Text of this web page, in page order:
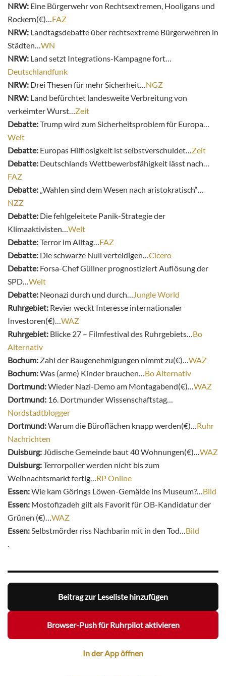
NRW: Eine Bürgerwehr von Rechtsextremen, Hooligans und
Rockern(€)… FAZ
NRW: Landtagsdebatte über rechtsextreme Bürgerwehren in
Städten… WN
NRW: Land setzt Integrations-Kampagne fort…
Deutschlandfunk
NRW: Drei Thesen für mehr Sicherheit… NGZ
NRW: Land befürchtet landesweite Verbreitung von
verkeimter Wurst… Zeit
Debatte:Trump wird zum Sicherheitsproblem für Europa…
Welt
Debatte: Europas Hilflosigkeit ist selbstverschuldet… Zeit
Debatte: Deutschlands Wettbewerbsfähigkeit lässt nach…
FAZ
Debatte: „Wahlen sind dem Wesen nach aristokratisch“…
NZZ
Debatte: Die fehlgeleitete Panik-Strategie der
Klimaaktivisten… Welt
Debatte:Terror im Alltag… FAZ
Debatte: Die schwarze Null verteidigen… Cicero
Debatte: Forsa-Chef Güllner prognostiziert Auflösung der
SPD… Welt
Debatte: Neonazi durch und durch…
Jungle World
Ruhrgebiet: Revier weckt Interesse internationaler
Investoren(€)… WAZ
Ruhrgebiet: Blicke 27 – Filmfestival des Ruhrgebiets… Bo
Alternativ
Bochum: Zahl der Baugenehmigungen nimmt zu(€)… WAZ
Bochum:Was (arme) Kinder brauchen… Bo Alternativ
Dortmund:Wieder Nazi-Demo am Montagabend(€)… WAZ
Dortmund: 16. Dortmunder Wissenschaftstag…
Nordstadtblogger
Dortmund:Warum die Büroflächen knapp werden(€)… Ruhr
Nachrichten
Duisburg: Jüdische Gemeinde baut 40 Wohnungen(€)… WAZ
Duisburg:Terrorpoller werden nicht bis zum
Weihnachtsmarkt fertig… RP Online
Essen:Wie kam Görings Löwen-Gemälde ins Museum?… Bild
Essen: Mostofizadeh gilt als Favorit für OB-Kandidatur der
Grünen (€)… WAZ
Essen: Selbstmörder riss Nachbarin mit in den Tod… Bild
Beitrag zur Leseliste hinzufügen
Browser-Push für Ruhrpilot aktivieren
In der App öffnen